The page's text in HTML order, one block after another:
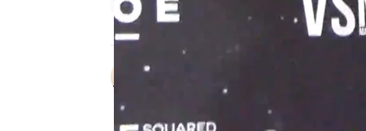
02 de abril de 2024, 19:19